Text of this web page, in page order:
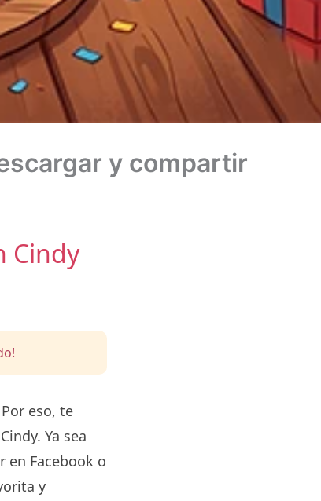
y compartir
Cindy
eso, te
Ya sea
Facebook o
y